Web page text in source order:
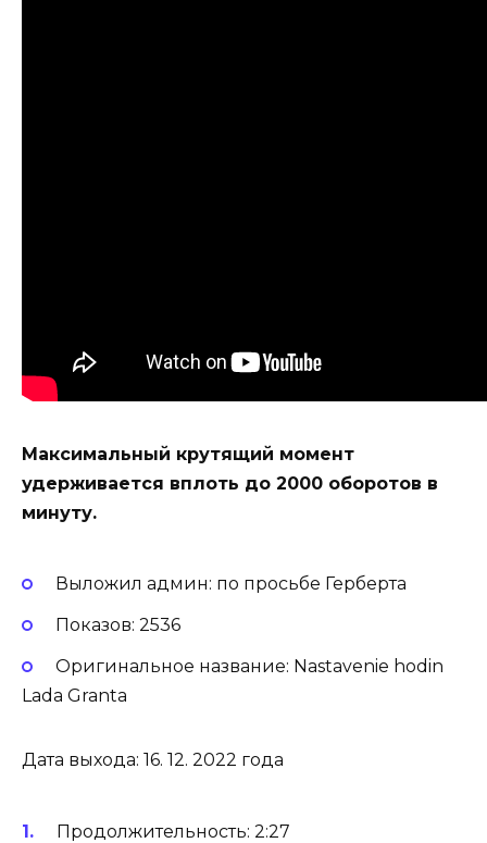
Максимальный крутящий момент
удерживается вплоть до 2000 оборотов в
минуту.
Выложил админ: по просьбе Герберта
Показов: 2536
Оригинальное название: Nastavenie hodin
Lada Granta
Дата выхода: 16. 12. 2022 года
Продолжительность: 2:27